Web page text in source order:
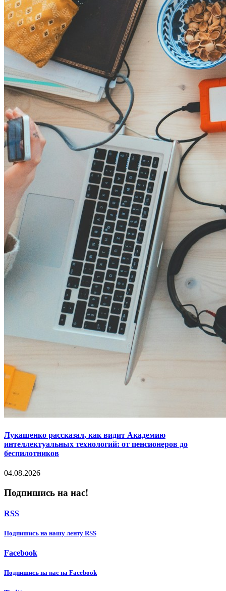
Лукашенко рассказал, как видит Академию
интеллектуальных технологий: от пенсионеров до
беспилотников
04.08.2026
Подпишись на нас!
RSS
Подпишиcь на нашу ленту RSS
Facebook
Подпишиcь на нас на Facebook